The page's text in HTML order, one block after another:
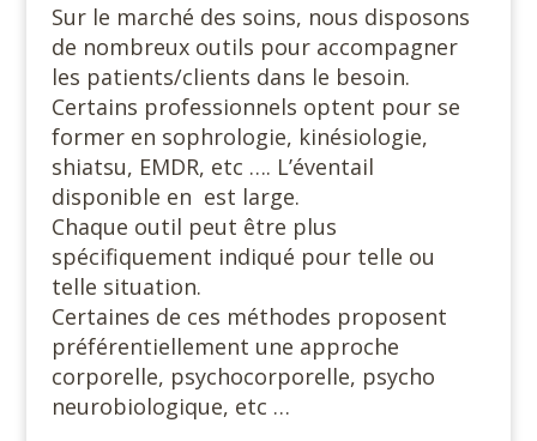
Sur le marché des soins, nous disposons
de nombreux outils pour accompagner
les patients/clients dans le besoin.
Certains professionnels optent pour se
former en sophrologie, kinésiologie,
shiatsu, EMDR, etc …. L’éventail
disponible en est large.
Chaque outil peut être plus
spécifiquement indiqué pour telle ou
telle situation.
Certaines de ces méthodes proposent
préférentiellement une approche
corporelle, psychocorporelle, psycho
neurobiologique, etc …